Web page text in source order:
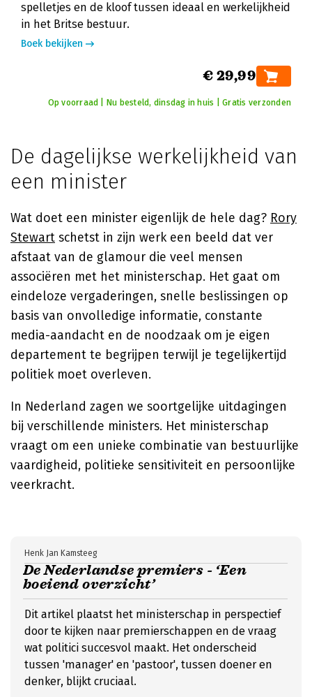
spelletjes en de kloof tussen ideaal en werkelijkheid
in het Britse bestuur.
Boek bekijken
€ 29,99
Op voorraad | Nu besteld, dinsdag in huis | Gratis verzonden
De dagelijkse werkelijkheid van
een minister
Wat doet een minister eigenlijk de hele dag? Rory
Stewart schetst in zijn werk een beeld dat ver
afstaat van de glamour die veel mensen
associëren met het ministerschap. Het gaat om
eindeloze vergaderingen, snelle beslissingen op
basis van onvolledige informatie, constante
media-aandacht en de noodzaak om je eigen
departement te begrijpen terwijl je tegelijkertijd
politiek moet overleven.
In Nederland zagen we soortgelijke uitdagingen
bij verschillende ministers. Het ministerschap
vraagt om een unieke combinatie van bestuurlijke
vaardigheid, politieke sensitiviteit en persoonlijke
veerkracht.
De Nederlandse premiers - ‘Een
boeiend overzicht’
Henk Jan Kamsteeg
Dit artikel plaatst het ministerschap in perspectief
door te kijken naar premierschappen en de vraag
wat politici succesvol maakt. Het onderscheid
tussen 'manager' en 'pastoor', tussen doener en
denker, blijkt cruciaal.